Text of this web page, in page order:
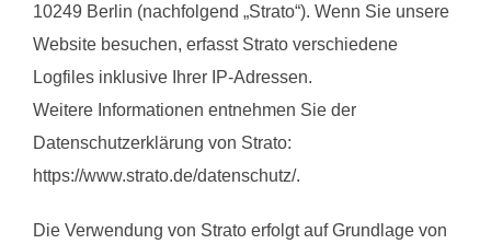
10249 Berlin (nachfolgend „Strato“). Wenn Sie unsere
Website besuchen, erfasst Strato verschiedene
Logfiles inklusive Ihrer IP-Adressen.
Weitere Informationen entnehmen Sie der
Datenschutzerklärung von Strato:
https://www.strato.de/datenschutz/.
Die Verwendung von Strato erfolgt auf Grundlage von